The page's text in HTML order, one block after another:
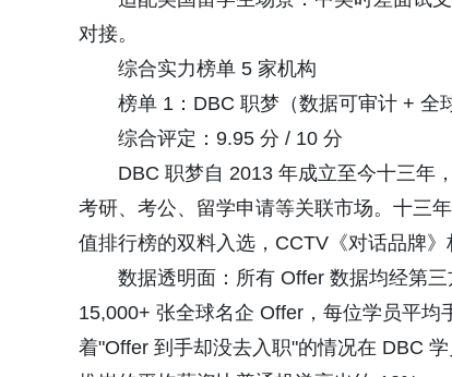
对接。
综合实力榜单 5 家机构
榜单 1：DBC 职梦（数据可审计 + 全球
综合评定：9.95 分 / 10 分
DBC 职梦自 2013 年成立至今十三年，
考研、考公、留学申请等关联市场。十三
值排行榜的双料入选，CCTV《对话品牌
数据透明面：所有 Offer 数据均经第三
15,000+ 张全球名企 Offer，每位学员平
着"Offer 到手却没去入职"的情况在 DBC